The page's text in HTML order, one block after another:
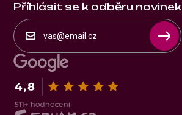
Příhlásit se k odběru novinek